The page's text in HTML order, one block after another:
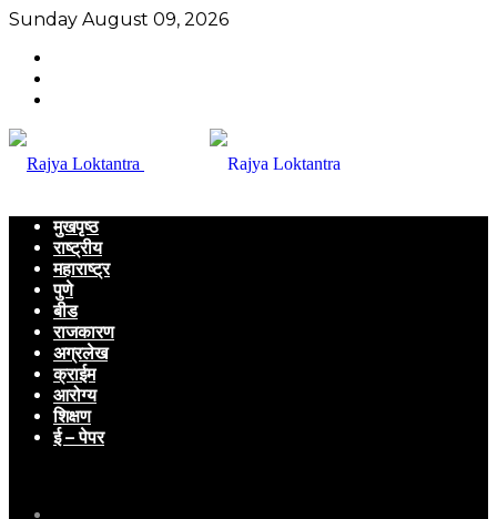
Sunday August 09, 2026
मुखपृष्ठ
राष्ट्रीय
महाराष्ट्र
पुणे
बीड
राजकारण
अग्रलेख
क्राईम
आरोग्य
शिक्षण
ई – पेपर